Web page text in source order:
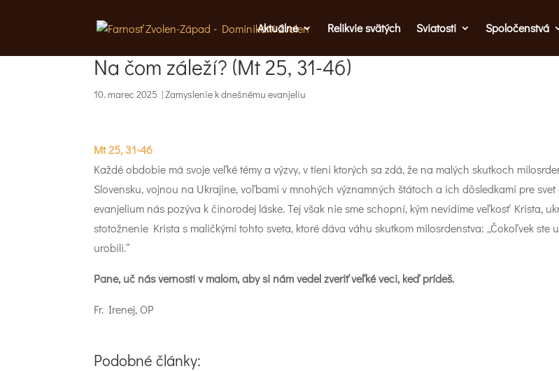
Aktuálne Relikvie svätých Sviatosti Spoločenstvá
Na čom záleží? (Mt 25, 31-46)
10. marec 2025 |Zamyslenie k dnešnému evanjeliu
Mt 25, 31-46
Každé obdobie má svoje veľké témy a výzvy, v tieni ktorých sa zdá, že na malých skutkoch
Slovensku, vojnou na Ukrajine, voľbami v mnohých významných štátoch a ich dôsledkami pre
evanjelium nás pozýva k činorodej láske. Tej však nie sme schopní, kým nevidíme veľkosť Krista,
stotožnenie Krista s maličkými tohto sveta, ktoré dáva váhu skutkom milosrdenstva: „Čokoľvek
urobili.“
Pane, uč nás vernosti v malom, aby si nám vedel zveriť veľké veci, keď prídeš.
Fr. Irenej, OP
Podobné články: